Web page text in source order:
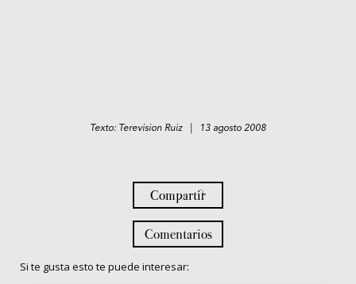
Texto: Terevision Ruiz | 13 agosto 2008
Compartir
Comentarios
Si te gusta esto te puede interesar: